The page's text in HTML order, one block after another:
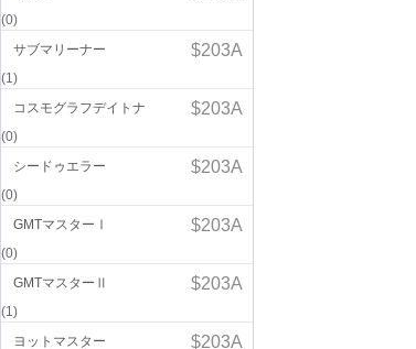
(0)
サブマリーナー
(1)
コスモグラフデイトナ
(0)
シードゥエラー
(0)
GMTマスターⅠ
(0)
GMTマスターⅡ
(1)
ヨットマスター